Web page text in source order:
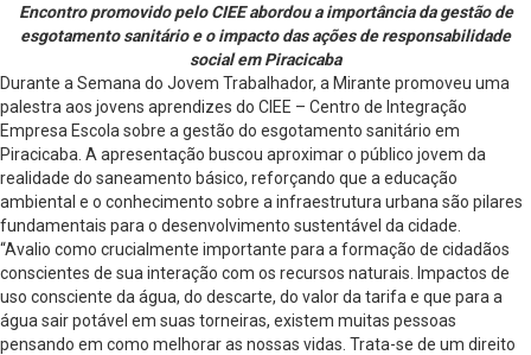
Encontro promovido pelo CIEE abordou a importância da gestão de
esgotamento sanitário e o impacto das ações de responsabilidade
social em Piracicaba
Durante a Semana do Jovem Trabalhador, a Mirante promoveu uma
palestra aos jovens aprendizes do CIEE – Centro de Integração
Empresa Escola sobre a gestão do esgotamento sanitário em
Piracicaba. A apresentação buscou aproximar o público jovem da
realidade do saneamento básico, reforçando que a educação
ambiental e o conhecimento sobre a infraestrutura urbana são pilares
fundamentais para o desenvolvimento sustentável da cidade.
“Avalio como crucialmente importante para a formação de cidadãos
conscientes de sua interação com os recursos naturais. Impactos de
uso consciente da água, do descarte, do valor da tarifa e que para a
água sair potável em suas torneiras, existem muitas pessoas
pensando em como melhorar as nossas vidas. Trata-se de um direito